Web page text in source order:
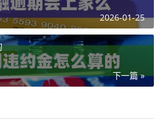
2026-01-25
下一篇 »